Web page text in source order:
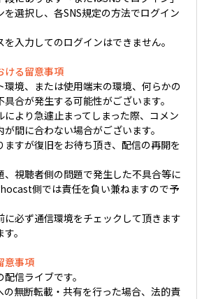
を選択し、各SNS規定の方法でログイン
入力してのログインはできません。
ける留意事項
境、または使用端末の環境、何らかの
合が発生する可能性がございます。
より急遽止まってしまった際、コメン
が間に合わない場合がございます。
ますが復旧をお待ち頂き、配信の再開を
視聴者側の問題で発生した不具合等に
側では責任を負い兼ねますので予
に必ず通信環境をチェックして頂きます
。
意事項
信ライブです。
の無断転載・共有を行った場合、法的責